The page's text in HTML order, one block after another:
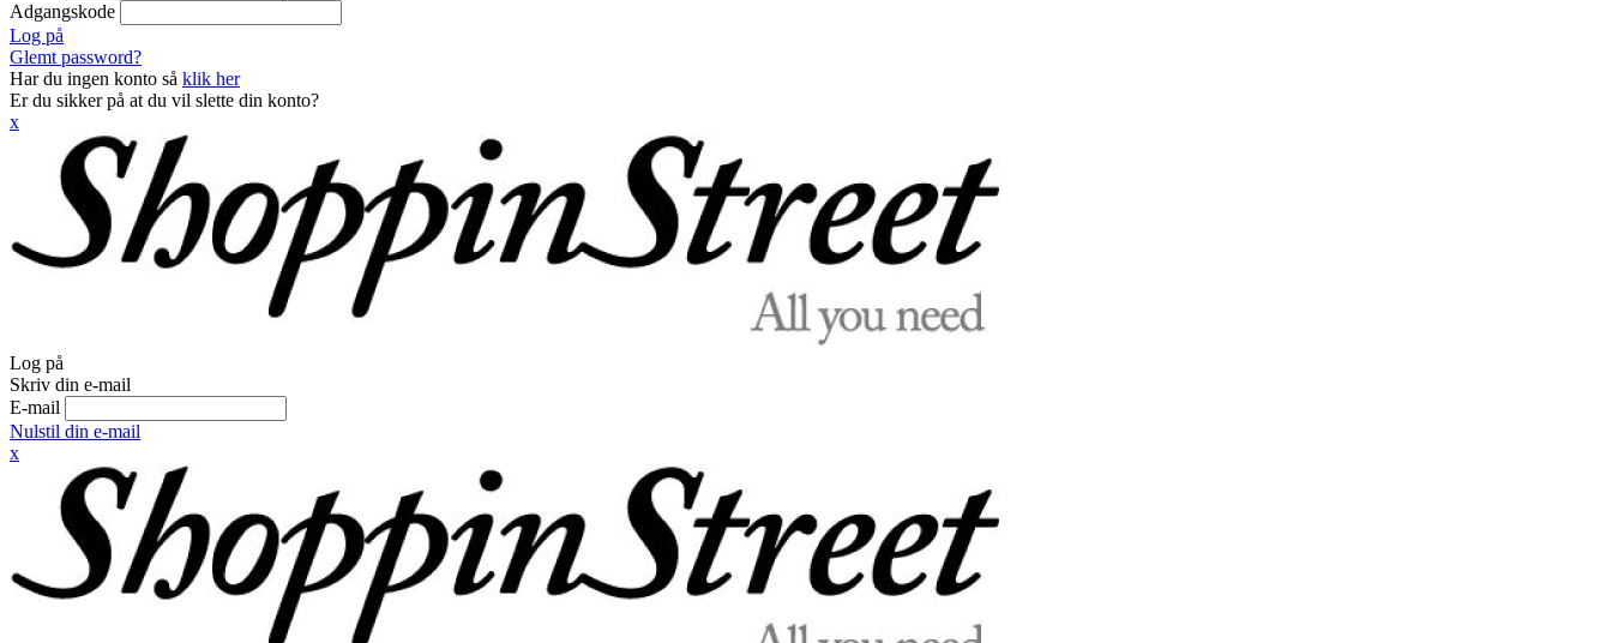
Adgangskode
Log på
Glemt password?
Har du ingen konto så klik her
Er du sikker på at du vil slette din konto?
x
Log på
Skriv din e-mail
E-mail
Nulstil din e-mail
x